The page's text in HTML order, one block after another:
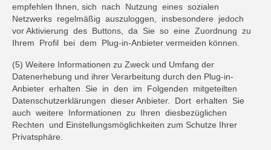
empfehlen Ihnen, sich nach Nutzung eines sozialen
Netzwerks regelmäßig auszuloggen, insbesondere jedoch
vor Aktivierung des Buttons, da Sie so eine Zuordnung zu
Ihrem Profil bei dem Plug-in-Anbieter vermeiden können.
(5) Weitere Informationen zu Zweck und Umfang der
Datenerhebung und ihrer Verarbeitung durch den Plug-in-
Anbieter erhalten Sie in den im Folgenden mitgeteilten
Datenschutzerklärungen dieser Anbieter. Dort erhalten Sie
auch weitere Informationen zu Ihren diesbezüglichen
Rechten und Einstellungsmöglichkeiten zum Schutze Ihrer
Privatsphäre.